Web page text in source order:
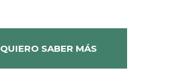
QUIERO SABER MÁS